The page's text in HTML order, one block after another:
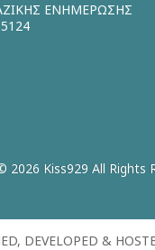
ΕΝΗΜΕΡΩΣΗΣ
2026 Kiss929 All Rights
DEVELOPED &